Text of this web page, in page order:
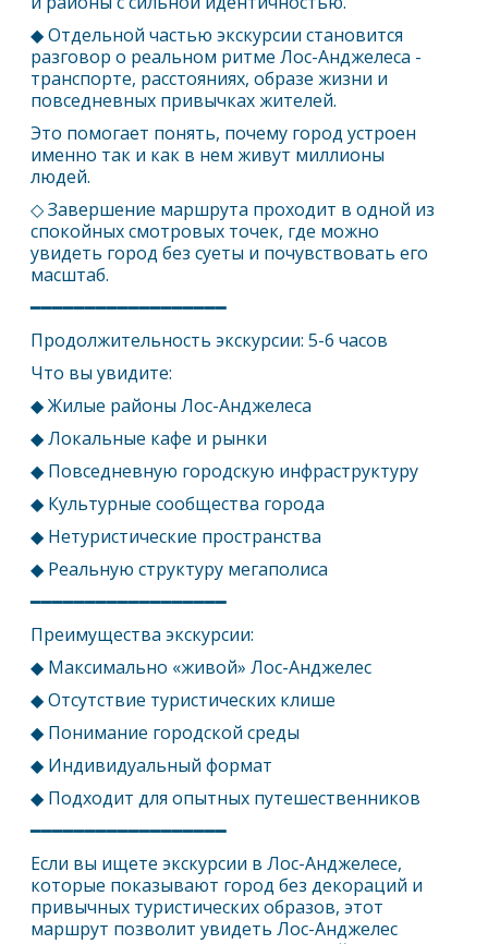
◆ Отдельной частью экскурсии становится
разговор о реальном ритмеЛос-Анджелеса -
транспорте, расстояниях, образе жизни и
повседневных привычках жителей.
Это помогает понять, почему город устроен
именно так и как в нем живут миллионы
людей.
◇ Завершение маршрута проходит в одной из
спокойных смотровых точек, где можно
увидеть город без суеты и почувствовать его
масштаб.
━━━━━━━━━━━━━━━━━━
Продолжительность экскурсии: 5-6 часов
Что вы увидите:
◆ Жилые районыЛос-Анджелеса
◆ Локальные кафе и рынки
◆ Повседневную городскую инфраструктуру
◆ Культурные сообщества города
◆ Нетуристические пространства
◆ Реальную структуру мегаполиса
━━━━━━━━━━━━━━━━━━
Преимущества экскурсии:
◆ Максимально «живой»Лос-Анджелес
◆ Отсутствие туристических клише
◆ Понимание городской среды
◆ Индивидуальный формат
◆ Подходит для опытных путешественников
━━━━━━━━━━━━━━━━━━
Если вы ищете экскурсии вЛос-Анджелесе,
которые показывают город без декораций и
привычных туристических образов, этот
маршрут позволит увидетьЛос-Анджелес